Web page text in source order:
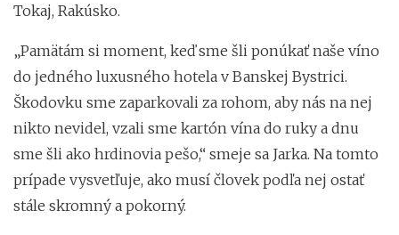
Tokaj, Rakúsko.
„Pamätám si moment, keď sme šli ponúkať naše víno
do jedného luxusného hotela v Banskej Bystrici.
Škodovku sme zaparkovali za rohom, aby nás na nej
nikto nevidel, vzali sme kartón vína do ruky a dnu
sme šli ako hrdinovia pešo,“ smeje sa Jarka. Na tomto
prípade vysvetľuje, ako musí človek podľa nej ostať
stále skromný a pokorný.